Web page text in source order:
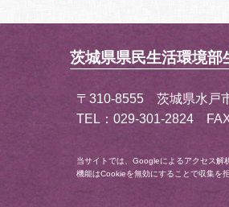
茨城県県民生活環境部
〒310-8555 茨城県水戸
TEL：029-301-2824
当サイトでは、Googleによるアクセス解
機能はCookieを無効にすることで収集を